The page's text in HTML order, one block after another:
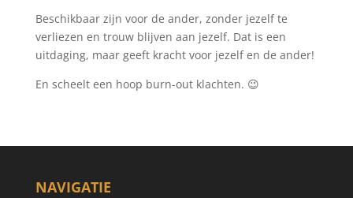
Beschikbaar zijn voor de ander, zonder jezelf te
verliezen en trouw blijven aan jezelf. Dat is een
uitdaging, maar geeft kracht voor jezelf en de ander!
En scheelt een hoop burn-out klachten. 😉
NAVIGATIE